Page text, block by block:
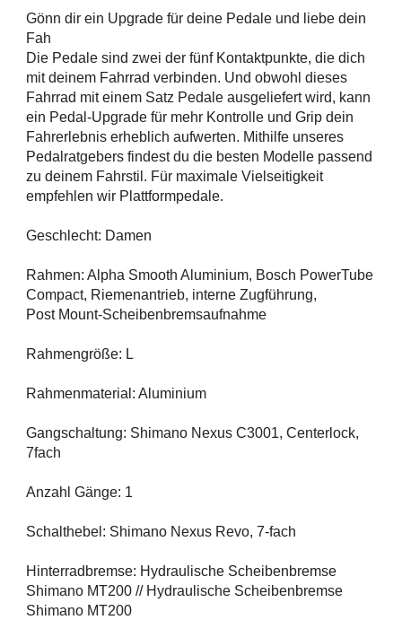
Gönn dir ein Upgrade für deine Pedale und liebe dein
Fah
Die Pedale sind zwei der fünf Kontaktpunkte, die dich
mit deinem Fahrrad verbinden. Und obwohl dieses
Fahrrad mit einem Satz Pedale ausgeliefert wird, kann
ein Pedal-Upgrade für mehr Kontrolle und Grip dein
Fahrerlebnis erheblich aufwerten. Mithilfe unseres
Pedalratgebers findest du die besten Modelle passend
zu deinem Fahrstil. Für maximale Vielseitigkeit
empfehlen wir Plattformpedale.
Geschlecht: Damen
Rahmen: Alpha Smooth Aluminium, Bosch PowerTube
Compact, Riemenantrieb, interne Zugführung,
Post Mount-Scheibenbremsaufnahme
Rahmengröße: L
Rahmenmaterial: Aluminium
Gangschaltung: Shimano Nexus C3001, Centerlock,
7fach
Anzahl Gänge: 1
Schalthebel: Shimano Nexus Revo, 7-fach
Hinterradbremse: Hydraulische Scheibenbremse
Shimano MT200 // Hydraulische Scheibenbremse
Shimano MT200